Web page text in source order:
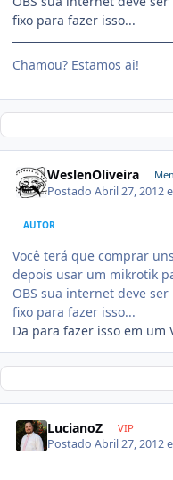
fixo para fazer isso...
Chamou? Estamos ai!
WeslenOliveira
PostadoAbril 27, 2012
AUTOR
Você terá que comprar
depois usar um mikrotik
OBS sua internet deve
fixo para fazer isso...
Da para fazer isso em um
LucianoZ VIP
PostadoAbril 27, 2012